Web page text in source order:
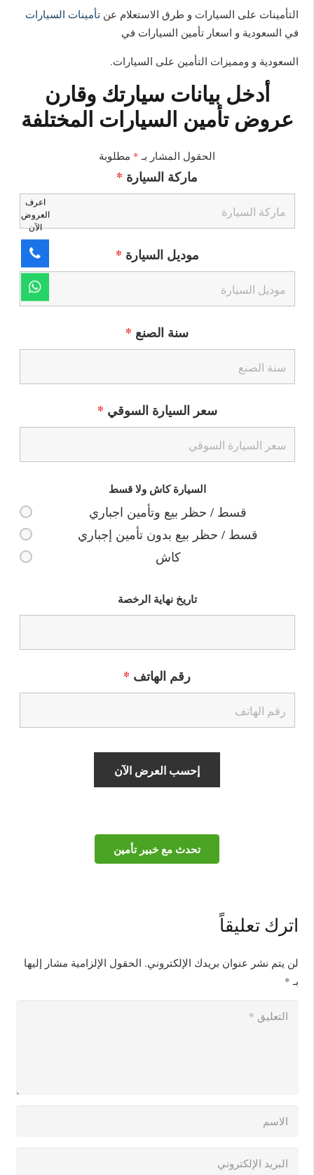
التأمينات على السيارات و طرق الاستعلام عنتأمينات السيارات
في السعودية و اسعار تأمين السيارات في
السعودية و ومميزات التأمين على السيارات.
أدخل بيانات سيارتك وقارن
عروض تأمين السيارات المختلفة
الحقول المشار بـ * مطلوبة
ماركة السيارة *
موديل السيارة *
سنة الصنع *
سعر السيارة السوقي *
السيارة كاش ولا قسط
قسط / حظر بيع وتأمين اجباري
قسط / حظر بيع بدون تأمين إجباري
كاش
تاريخ نهاية الرخصة
رقم الهاتف *
تحدث مع خبير تأمين
اترك تعليقاً
لن يتم نشر عنوان بريدك الإلكتروني. الحقول الإلزامية مشار إليها
بـ *
اعرف
العروض
الآن